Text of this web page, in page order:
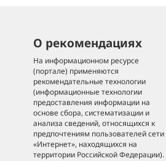
О рекомендациях
На информационном ресурсе
(портале) применяются
рекомендательные технологии
(информационные технологии
предоставления информации на
основе сбора, систематизации и
анализа сведений, относящихся к
предпочтениям пользователей сети
«Интернет», находящихся на
территории Российской Федерации).